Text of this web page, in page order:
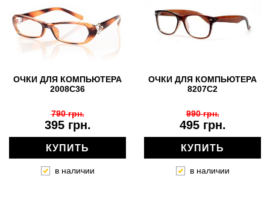
ОЧКИ ДЛЯ КОМПЬЮТЕРА
2008C36
395 грн.
790 грн.
КУПИТЬ
в наличии
ОЧКИ ДЛЯ КОМПЬЮТЕРА
8207C2
495 грн.
990 грн.
КУПИТЬ
в наличии